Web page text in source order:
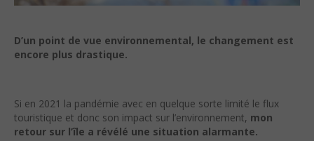
D’un point de vue environnemental, le changement est
encore plus drastique.
Si en 2021 la pandémie avec en quelque sorte limité le flux
touristique et donc son impact sur l’environnement, mon
retour sur l’île a révélé une situation alarmante.